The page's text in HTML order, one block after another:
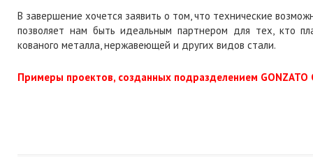
В завершение хочется заявить о том, что технические
позволяет нам быть идеальным партнером для тех, кто
кованого металла, нержавеющей и других видов стали.
Примеры проектов, созданных подразделением GONZATO